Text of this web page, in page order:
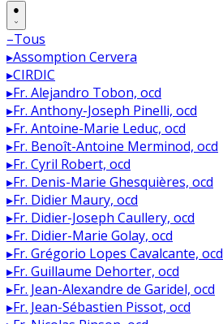
●
–Tous
▸Assomption Cervera
▸CIRDIC
▸Fr. Alejandro Tobon, ocd
▸Fr. Anthony-Joseph Pinelli, ocd
▸Fr. Antoine-Marie Leduc, ocd
▸Fr. Benoît-Antoine Merminod, ocd
▸Fr. Cyril Robert, ocd
▸Fr. Denis-Marie Ghesquières, ocd
▸Fr. Didier Maury, ocd
▸Fr. Didier-Joseph Caullery, ocd
▸Fr. Didier-Marie Golay, ocd
▸Fr. Grégorio Lopes Cavalcante, ocd
▸Fr. Guillaume Dehorter, ocd
▸Fr. Jean-Alexandre de Garidel, ocd
▸Fr. Jean-Sébastien Pissot, ocd